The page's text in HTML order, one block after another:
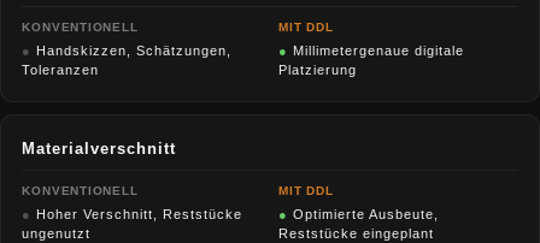
KONVENTIONELL
●
Handskizzen, Schätzungen,
Toleranzen
MIT DDL
● Millimetergenaue digitale
Platzierung
Materialverschnitt
KONVENTIONELL
●
Hoher Verschnitt, Reststücke
ungenutzt
MIT DDL
● Optimierte Ausbeute,
Reststücke eingeplant